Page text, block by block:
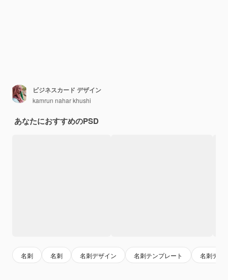
ビジネスカード デザイン
kamrun nahar khushi
あなたにおすすめのPSD
名刺 名刺 名刺デザイン 名刺テンプレート 名刺テン